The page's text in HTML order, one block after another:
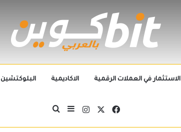
الاستثمار في العملات الرقمية الاكاديمية البلوكتشين
فيسبوكانستقرامإضافة عمود جانبي
بحث عن